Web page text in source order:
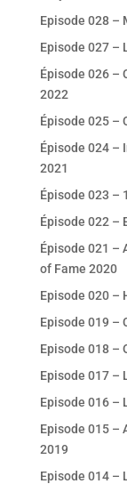
Episode 028 –
Episode 027 –
Épisode 026 –
2022
Épisode 025 –
Épisode 024 –
2021
Épisode 023 –
Épisode 022 –
Épisode 021 –
of Fame 2020
Episode 020 –
Episode 019 –
Episode 018 –
Episode 017 –
Episode 016 –
Episode 015 –
2019
Episode 014 –